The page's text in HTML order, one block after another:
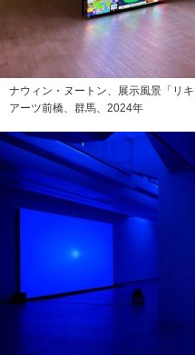
ナウィン・ヌートン、展示風景「リ
アーツ前橋、群馬、2024年